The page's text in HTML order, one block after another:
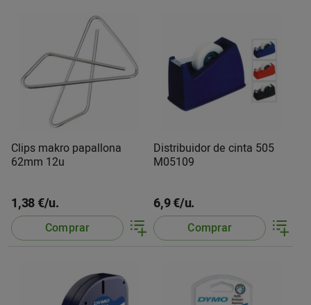
Clips makro papallona
62mm 12u
1,38 €/u.
Comprar
Distribuidor de cinta 505
M05109
6,9 €/u.
Comprar